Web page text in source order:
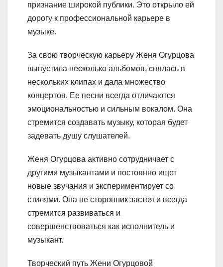
признание широкой публики. Это открыло ей
дорогу к профессиональной карьере в
музыке.
За свою творческую карьеру Женя Огурцова
выпустила несколько альбомов, снялась в
нескольких клипах и дала множество
концертов. Ее песни всегда отличаются
эмоциональностью и сильным вокалом. Она
стремится создавать музыку, которая будет
задевать душу слушателей.
Женя Огурцова активно сотрудничает с
другими музыкантами и постоянно ищет
новые звучания и экспериментирует со
стилями. Она не сторонник застоя и всегда
стремится развиваться и
совершенствоваться как исполнитель и
музыкант.
Творческий путь Жени Огурцовой